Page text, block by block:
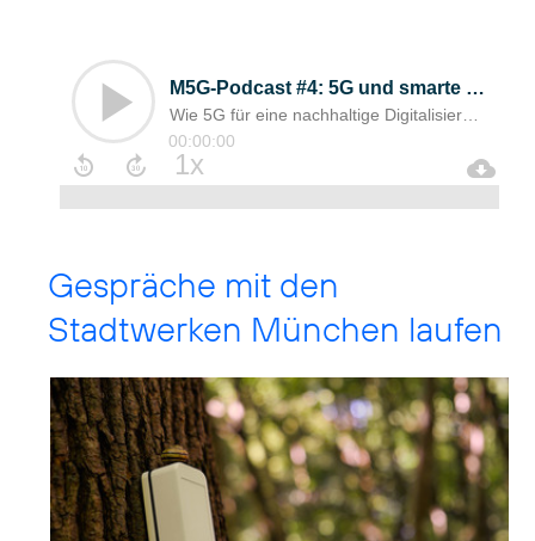
Gespräche mit den
Stadtwerken München laufen